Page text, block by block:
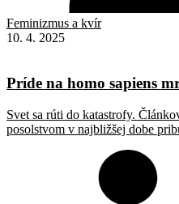
Feminizmus a kvír
10. 4. 2025
Príde na homo sapiens
Svet sa rúti do katastrofy.
posolstvom v najbližšej dobe